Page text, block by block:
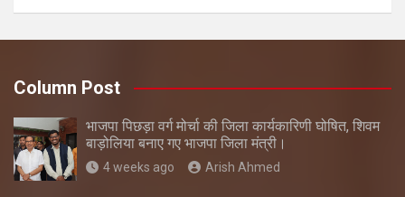
Column Post
भाजपा पिछड़ा वर्ग मोर्चा की जिला कार्यकारिणी घोषित, शिवम
बाड़ोलिया बनाए गए भाजपा जिला मंत्री।
4 weeks ago Arish Ahmed